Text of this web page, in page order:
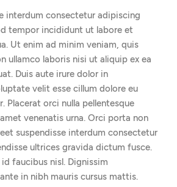
interdum consectetur adipiscing
tempor incididunt ut labore et
Ut enim ad minim veniam, quis
ullamco laboris nisi ut aliquip ex ea
Duis aute irure dolor in
velit esse cillum dolore eu
Placerat orci nulla pellentesque
venenatis urna. Orci porta non
suspendisse interdum consectetur
ultrices gravida dictum fusce.
faucibus nisl. Dignissim
in nibh mauris cursus mattis.